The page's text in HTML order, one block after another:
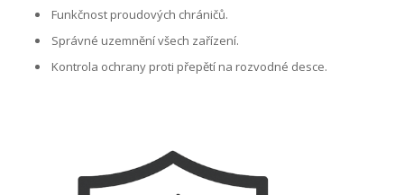
Funkčnost proudových chráničů.
Správné uzemnění všech zařízení.
Kontrola ochrany proti přepětí na rozvodné desce.